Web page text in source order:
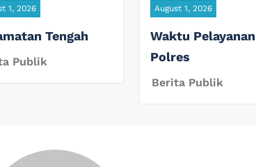
1, 2026
Tengah
Publik
August 1, 2026
Waktu Pelayanan
Polres
Berita Publik